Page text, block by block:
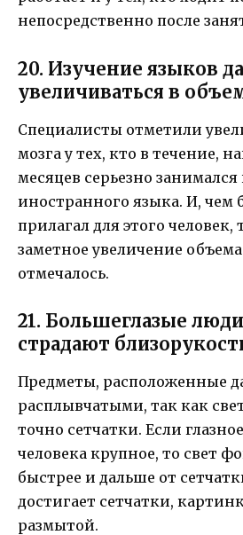
непосредственно после
20. Изучение языков
увеличиваться в
Специалисты отметили
мозга у тех, кто в течение,
месяцев серьезно
иностранного языка. И, чем
прилагал для этого человек,
заметное увеличение
отмечалось.
21. Большеглазые
страдают
Предметы, расположенные
расплывчатыми, так как
точно сетчатки. Если
человека крупное, то свет
быстрее и дальше от
достигает сетчатки,
размытой.